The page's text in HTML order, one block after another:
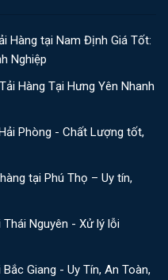
Hàng tại Nam Định Giá Tốt:
Nghiệp
Hàng Tại Hưng Yên Nhanh
Phòng - Chất Lượng tốt,
tại Phú Thọ – Uy tín,
Nguyên - Xử lý lỗi
Giang - Uy Tín, An Toàn,